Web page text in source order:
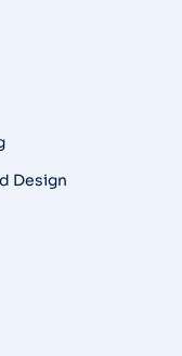
Design